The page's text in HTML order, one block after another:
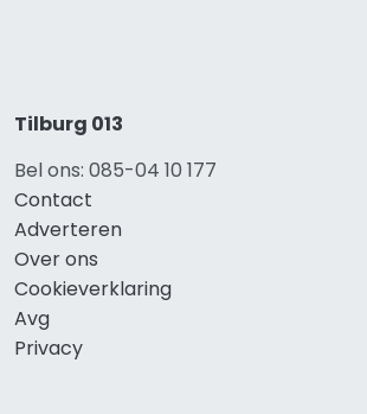
Tilburg 013
Bel ons: 085-04 10 177
Contact
Adverteren
Over ons
Cookieverklaring
Avg
Privacy